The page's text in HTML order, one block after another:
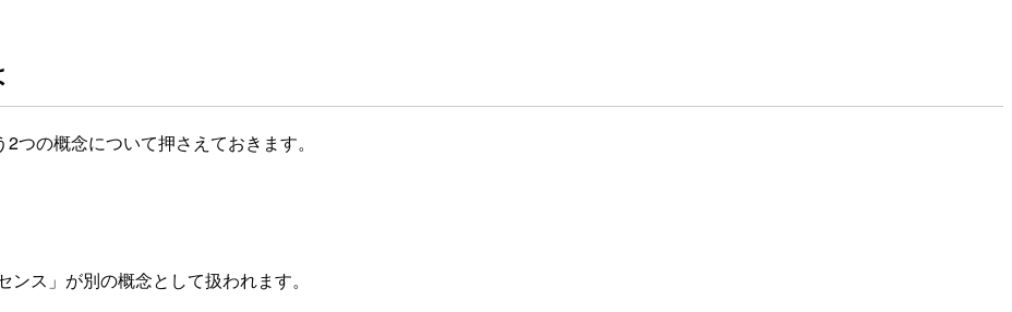
の概念について押さえておきます。
ス」が別の概念として扱われます。